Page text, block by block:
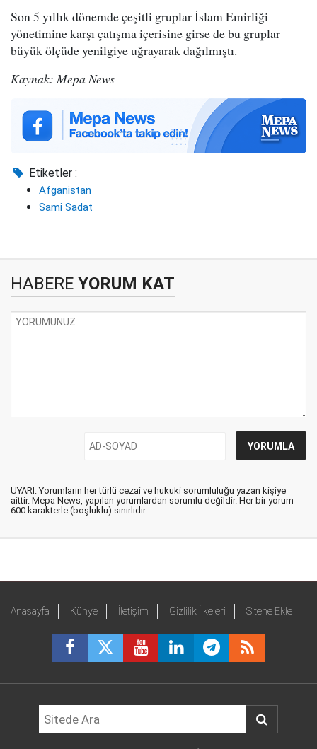
Son 5 yıllık dönemde çeşitli gruplar İslam Emirliği
yönetimine karşı çatışma içerisine girse de bu gruplar
büyük ölçüde yenilgiye uğrayarak dağılmıştı.
Kaynak: Mepa News
Etiketler :
Afganistan
Sami Sadat
HABERE YORUM KAT
UYARI: Yorumların her türlü cezai ve hukuki sorumluluğu yazan kişiye
aittir. Mepa News, yapılan yorumlardan sorumlu değildir. Her bir yorum
600 karakterle (boşluklu) sınırlıdır.
Anasayfa Künye İletişim Gizlilik İlkeleri Sitene Ekle